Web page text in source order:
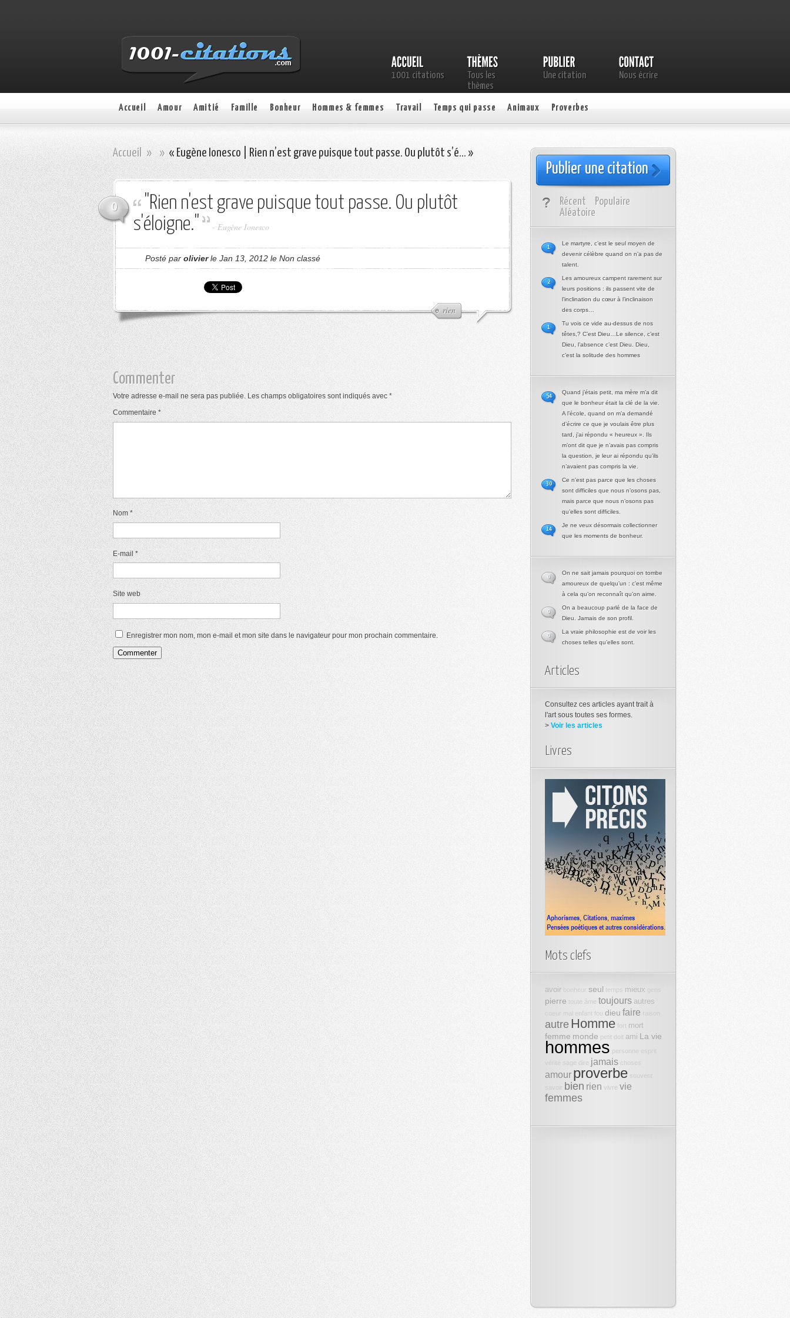
1001 citations
Tous les
thèmes
Une citation Nous écrire
Accueil Amour Amitié Famille Bonheur Hommes & femmes Travail Temps qui passe Animaux Proverbes
Accueil » » « Eugène Ionesco | Rien n’est grave puisque tout passe. Ou plutôt s’é… »
0
"Rien n'est grave puisque tout passe. Ou plutôt
s'éloigne."
- Eugène Ionesco
Posté par olivierle Jan 13, 2012 le Non classé
rien
Commenter
Votre adresse e-mail ne sera pas publiée. Les champs obligatoires sont indiqués avec *
Commentaire *
Nom *
E-mail *
Site web
Enregistrer mon nom, mon e-mail et mon site dans le navigateur pour mon prochain commentaire.
Publier une citation
Récent
Populaire
Aléatoire
Le martyre, c’est le seul moyen de
devenir célèbre quand on n’a pas de
talent.
1
Les amoureux campent rarement sur
leurs positions : ils passent vite de
l’inclination du cœur à l’inclinaison
des corps…
2
Tu vois ce vide au-dessus de nos
têtes,? C’est Dieu…Le silence, c’est
Dieu, l’absence c’est Dieu. Dieu,
c’est la solitude des hommes
1
Quand j’étais petit, ma mère m’a dit
que le bonheur était la clé de la vie.
A l’école, quand on m’a demandé
d’écrire ce que je voulais être plus
tard, j’ai répondu « heureux ». Ils
m’ont dit que je n’avais pas compris
la question, je leur ai répondu qu’ils
n’avaient pas compris la vie.
54
Ce n’est pas parce que les choses
sont difficiles que nous n’osons pas,
mais parce que nous n’osons pas
qu’elles sont difficiles.
30
Je ne veux désormais collectionner
que les moments de bonheur.
14
On ne sait jamais pourquoi on tombe
amoureux de quelqu’un : c’est même
à cela qu’on reconnaît qu’on aime.
0
On a beaucoup parlé de la face de
Dieu. Jamais de son profil.
0
La vraie philosophie est de voir les
choses telles qu’elles sont.
0
Articles
Consultez ces articles ayant trait à
l'art sous toutes ses formes.
> Voir les articles
Livres
Mots clefs
avoir bonheur seul temps mieux
pierre toute âme toujours autres
mal enfant fou dieu faire
autre Homme fort mort
femme monde petit doit ami La vie
hommes personne
sage dire jamais choses
amour proverbe souvent
bien rien vivre vie
femmes